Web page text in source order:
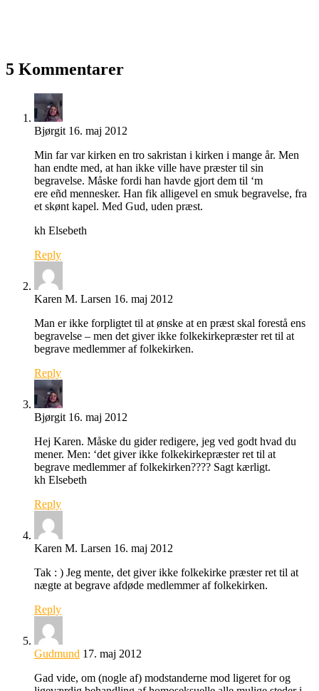
5 Kommentarer
Bjørgit 16. maj 2012
Min far var kirken en tro sakristan i kirken i mange år. Men
han endte med, at han ikke ville have præster til sin
begravelse. Måske fordi han havde gjort dem til ‘m
ere eñd mennesker. Han fik alligevel en smuk begravelse, fra
et skønt kapel. Med Gud, uden præst.
kh Elsebeth
Reply
Karen M. Larsen 16. maj 2012
Man er ikke forpligtet til at ønske at en præst skal forestå ens
begravelse – men det giver ikke folkekirkepræster ret til at
begrave medlemmer af folkekirken.
Reply
Bjørgit 16. maj 2012
Hej Karen. Måske du gider redigere, jeg ved godt hvad du
mener. Men: ‘det giver ikke folkekirkepræster ret til at
begrave medlemmer af folkekirken???? Sagt kærligt.
kh Elsebeth
Reply
Karen M. Larsen 16. maj 2012
Tak : ) Jeg mente, det giver ikke folkekirke præster ret til at
nægte at begrave afdøde medlemmer af folkekirken.
Reply
Gudmund 17. maj 2012
Gad vide, om (nogle af) modstanderne mod ligeret for og